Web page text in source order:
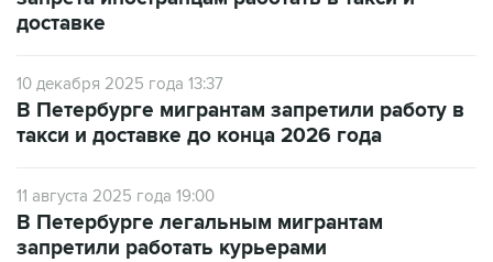
доставке
10 декабря 2025 года 13:37
В Петербурге мигрантам запретили работу в
такси и доставке до конца 2026 года
11 августа 2025 года 19:00
В Петербурге легальным мигрантам
запретили работать курьерами